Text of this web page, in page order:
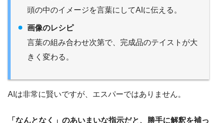
頭の中のイメージを言葉にしてAIに伝える。
画像のレシピ
言葉の組み合わせ次第で、完成品のテイストが大
きく変わる。
AIは非常に賢いですが、エスパーではありません。
「なんとなく」のあいまいな指示だと、勝手に解釈を補っ